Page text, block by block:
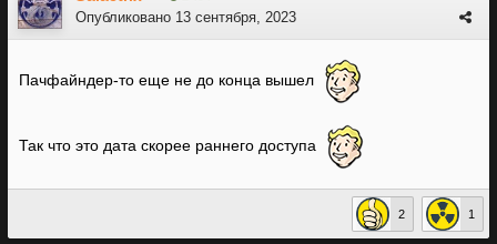
Опубликовано 13 сентября, 2023
Пачфайндер-то еще не до конца вышел
Так что это дата скорее раннего доступа
2 1